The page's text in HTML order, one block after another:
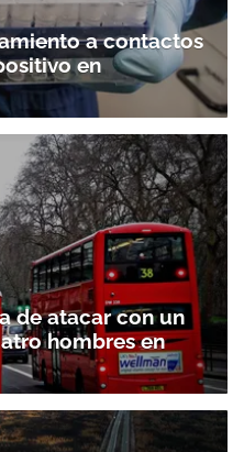
a contactos
en
de atacar con un
hombres en